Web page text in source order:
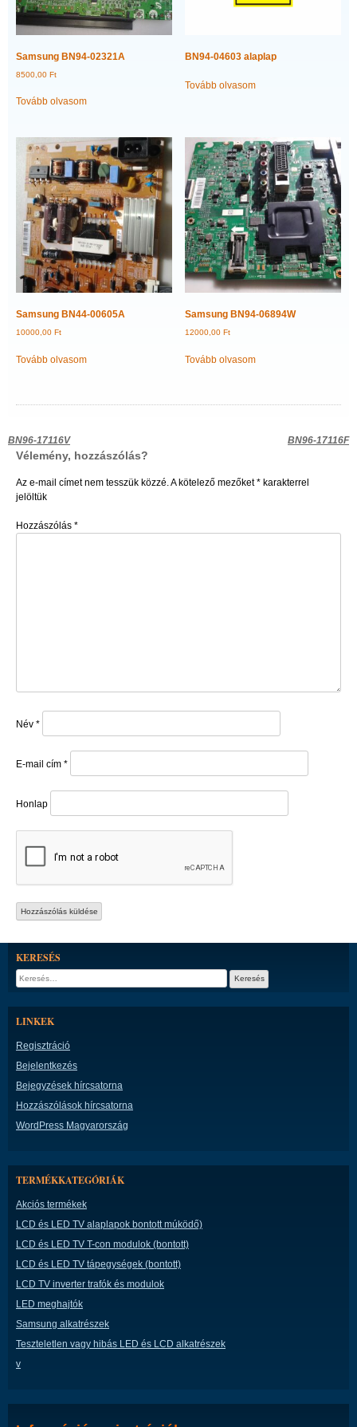
Samsung BN94-02321A
8500,00 Ft
Tovább olvasom
BN94-04603 alaplap
Tovább olvasom
Samsung BN44-00605A
10000,00 Ft
Tovább olvasom
Samsung BN94-06894W
12000,00 Ft
Tovább olvasom
Bejegyzés
navigáció
BN96-17116V BN96-17116F
Vélemény, hozzászólás?
Az e-mail címet nem tesszük közzé.A kötelező mezőket* karakterrel
jelöltük
Hozzászólás *
Név *
E-mail cím *
Honlap
KERESÉS
Keresés:
LINKEK
Regisztráció
Bejelentkezés
Bejegyzések hírcsatorna
Hozzászólások hírcsatorna
WordPress Magyarország
TERMÉKKATEGÓRIÁK
Akciós termékek
LCD és LED TV alaplapok bontott múködő)
LCD és LED TV T-con modulok (bontott)
LCD és LED TV tápegységek (bontott)
LCD TV inverter trafók és modulok
LED meghajtók
Samsung alkatrészek
Teszteletlen vagy hibás LED és LCD alkatrészek
v